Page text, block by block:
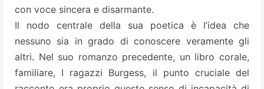
con voce sincera e disarmante.
Il nodo centrale della sua poetica è l’idea che
nessuno sia in grado di conoscere veramente gli
altri. Nel suo romanzo precedente, un libro corale,
familiare, I ragazzi Burgess, il punto cruciale del